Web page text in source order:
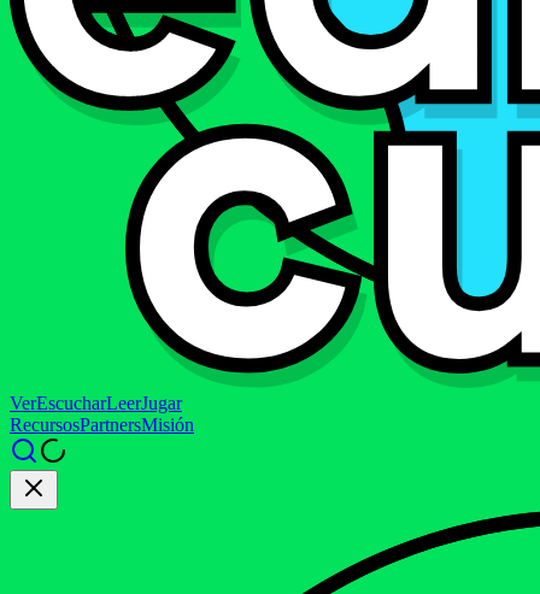
VerEscucharLeerJugar
RecursosPartnersMisión